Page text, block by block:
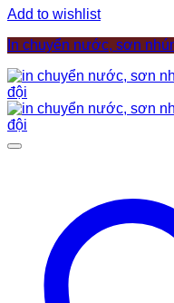
Add to wishlist
In chuyển nước, sơn